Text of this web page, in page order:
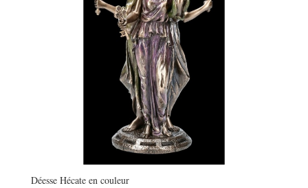
Déesse Hécate en couleur